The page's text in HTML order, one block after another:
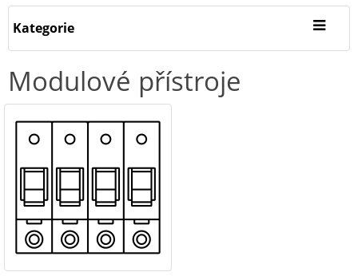
Kategorie
Modulové přístroje